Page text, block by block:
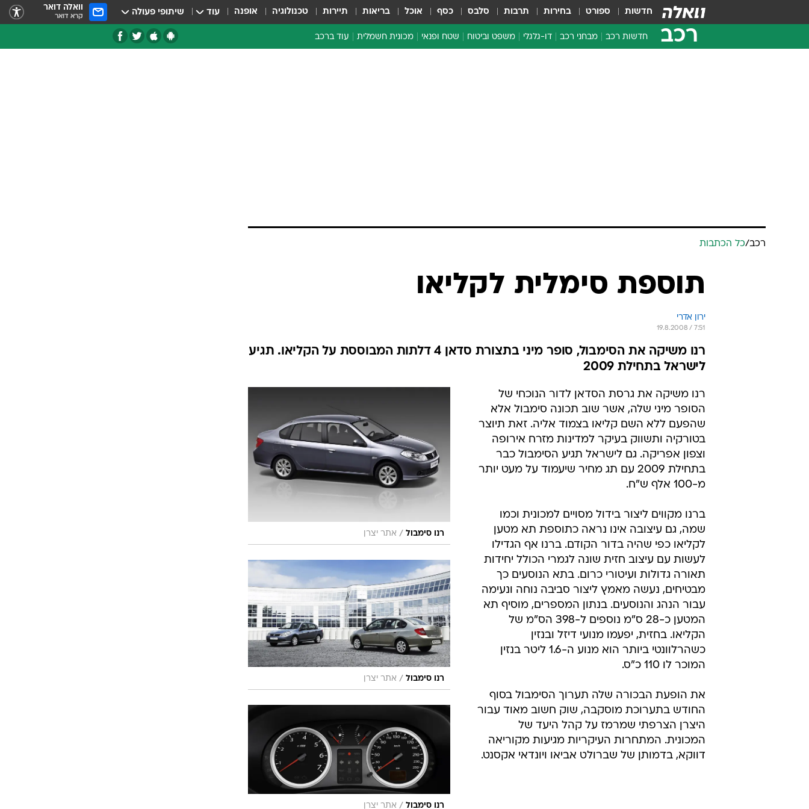
חדשות ספורט בחירות תרבות סלבס כסף אוכל בריאות תיירות טכנולוגיה אופנה עוד שיתופי פעולה וואלה דואר
קרא דואר
רכב חדשות רכב מבחני רכב דו-גלגלי משפט וביטוח שטח ופנאי מכונית חשמלית עוד ברכב
ארכיון מדורים סוגרים שנה
רכב/כל הכתבות
תוספת סימלית לקליאו
ירון אדרי
19.8.2008 / 7:51
רנו משיקה את הסימבול, סופר מיני בתצורת סדאן 4 דלתות המבוססת על הקליאו. תגיע
לישראל בתחילת 2009
רנו סימבול / אתר יצרן
רנו סימבול / אתר יצרן
רנו סימבול / אתר יצרן
רנו משיקה את גרסת הסדאן לדור הנוכחי של
הסופר מיני שלה, אשר שוב תכונה סימבול אלא
שהפעם ללא השם קליאו בצמוד אליה. זאת תיוצר
בטורקיה ותשווק בעיקר למדינות מזרח אירופה
וצפון אפריקה. גם לישראל תגיע הסימבול כבר
בתחילת 2009 עם תג מחיר שיעמוד על מעט יותר
מ-100 אלף ש"ח.
ברנו מקווים ליצור בידול מסויים למכונית וכמו
שמה, גם עיצובה אינו נראה כתוספת תא מטען
לקליאו כפי שהיה בדור הקודם. ברנו אף הגדילו
לעשות עם עיצוב חזית שונה לגמרי הכולל יחידות
תאורה גדולות ועיטורי כרום. בתא הנוסעים כך
מבטיחים, נעשה מאמץ ליצור סביבה נוחה ונעימה
עבור הנהג והנוסעים. בנתון המספרים, מוסיף תא
המטען כ-28 ס"מ נוספים ל-398 הס"מ של
הקליאו. בחזית, יפעמו מנועי דיזל ובנזין
כשהרלוונטי ביותר הוא מנוע ה-1.6 ליטר בנזין
המוכר לו 110 כ"ס.
את הופעת הבכורה שלה תערוך הסימבול בסוף
החודש בתערוכת מוסקבה, שוק חשוב מאוד עבור
היצרן הצרפתי שמרמז על קהל היעד של
המכונית. המתחרות העיקריות מגיעות מקוריאה
דווקא, בדמותן של שברולט אביאו ויונדאי אקסנט.